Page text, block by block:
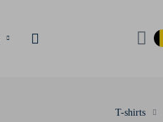
T-shirts